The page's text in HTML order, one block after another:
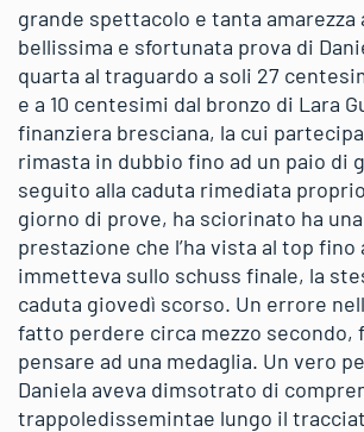
grande spettacolo e tanta amarezza
bellissima e sfortunata prova di
quarta al traguardo a soli 27
e a 10 centesimi dal bronzo di Lara
finanziera bresciana, la cui
rimasta in dubbio fino ad un paio di
seguito alla caduta rimediata
giorno di prove, ha sciorinato ha
prestazione che l’ha vista al top fino
immetteva sullo schuss finale, la
caduta giovedì scorso. Un errore
fatto perdere circa mezzo secondo,
pensare ad una medaglia. Un vero
Daniela aveva dimsotrato di
trappoledissemintae lungo il